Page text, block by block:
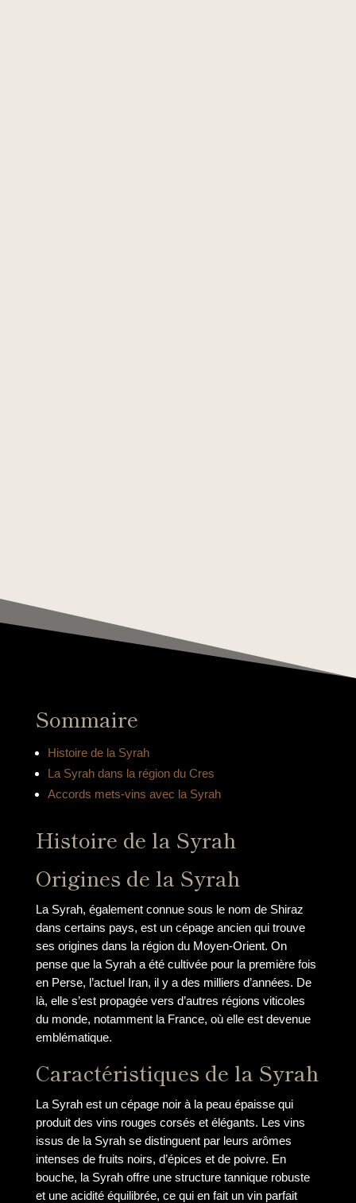
Sommaire
Histoire de la Syrah
La Syrah dans la région du Cres
Accords mets-vins avec la Syrah
Histoire de la Syrah
Origines de la Syrah
La Syrah, également connue sous le nom de Shiraz
dans certains pays, est un cépage ancien qui trouve
ses origines dans la région du Moyen-Orient. On
pense que la Syrah a été cultivée pour la première fois
en Perse, l’actuel Iran, il y a des milliers d’années. De
là, elle s’est propagée vers d’autres régions viticoles
du monde, notamment la France, où elle est devenue
emblématique.
Caractéristiques de la Syrah
La Syrah est un cépage noir à la peau épaisse qui
produit des vins rouges corsés et élégants. Les vins
issus de la Syrah se distinguent par leurs arômes
intenses de fruits noirs, d’épices et de poivre. En
bouche, la Syrah offre une structure tannique robuste
et une acidité équilibrée, ce qui en fait un vin parfait